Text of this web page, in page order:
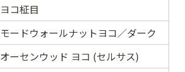
ヨコ柾目
モードウォールナットヨコ／ダーク
オーセンウッド ヨコ (セルサス)